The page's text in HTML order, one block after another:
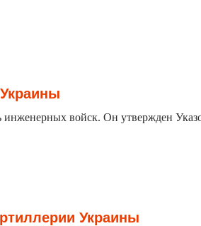
инженерных войск. Он утвержден
Украины